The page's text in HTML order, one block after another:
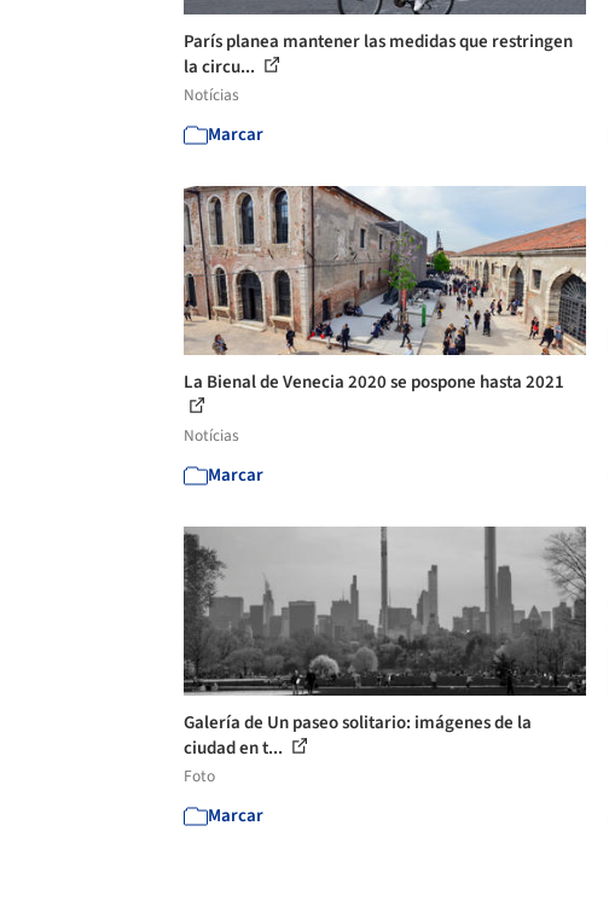
París planea mantener las medidas que restringen
la circu...
Notícias
Marcar
La Bienal de Venecia 2020 se pospone hasta 2021
Notícias
Marcar
Galería de Un paseo solitario: imágenes de la
ciudad en t...
Foto
Marcar